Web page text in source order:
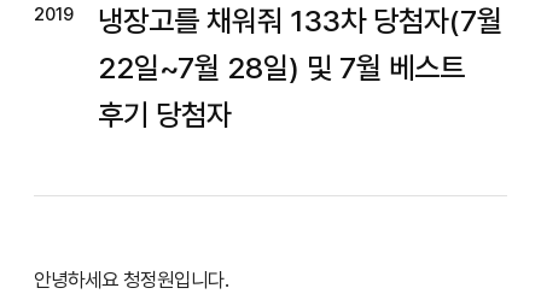
2019
냉장고를 채워줘 133차 당첨자(7월
22일~7월 28일) 및 7월 베스트
후기 당첨자
안녕하세요 청정원입니다.